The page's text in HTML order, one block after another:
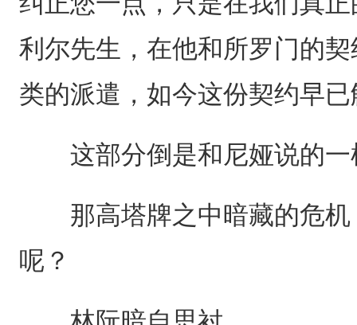
利尔先生，在他和所罗门的
类的派遣，如今这份契约早已
这部分倒是和尼娅说的一
那高塔牌之中暗藏的危机
呢？